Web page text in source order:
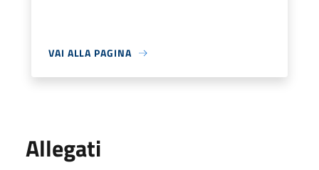
VAI ALLA PAGINA
Allegati